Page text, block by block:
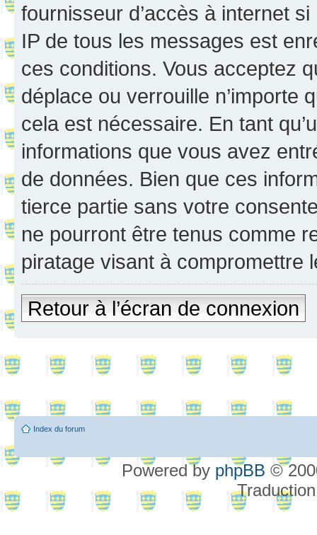
fournisseur d’accès à internet
IP de tous les messages est
ces conditions. Vous acceptez
déplace ou verrouille n’importe
cela est nécessaire. En tant
informations que vous avez
de données. Bien que ces
tierce partie sans votre
ne pourront être tenus comme
piratage visant à compromettre
Retour à l’écran de connexion
Index du forum
Powered by phpBB ©